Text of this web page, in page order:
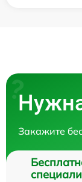
Закажите